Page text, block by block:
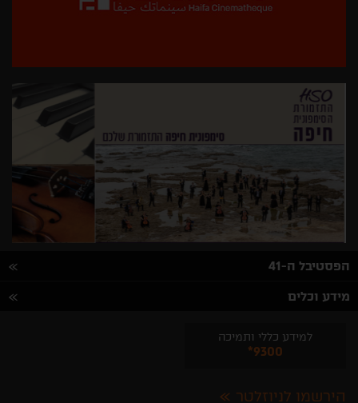
הפסטיבל ה-41
מידע וכלים
למידע כללי ותמיכה
*9300
הירשמו לניוזלטר